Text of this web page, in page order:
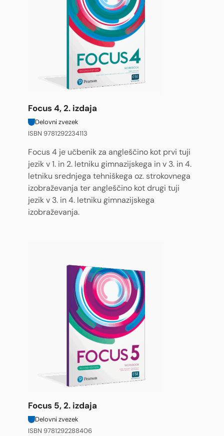
Focus 4, 2. izdaja
Delovni zvezek
ISBN 9781292234113
Focus 4 je učbenik za angleščino kot prvi tuji
jezik v 1. in 2. letniku gimnazijskega in v 3. in 4.
letniku srednjega tehniškega oz. strokovnega
izobraževanja ter angleščino kot drugi tuji
jezik v 3. in 4. letniku gimnazijskega
izobraževanja.
Focus 5, 2. izdaja
Delovni zvezek
ISBN 9781292288406